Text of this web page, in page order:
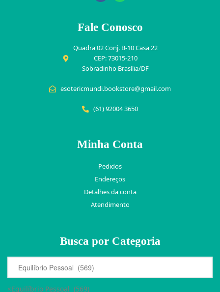
Fale Conosco
Quadra 02 Conj. B-10 Casa 22
CEP: 73015-210
Sobradinho Brasília/DF
esotericmundi.bookstore@gmail.com
(61) 92004 3650
Minha Conta
Pedidos
Endereços
Detalhes da conta
Atendimento
Busca por Categoria
×Equilíbrio Pessoal (569)